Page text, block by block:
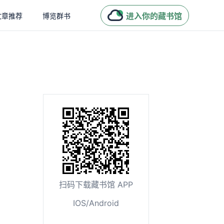
章推荐 博览群书 进入你的藏书馆
扫码下载藏书馆 APP
IOS/Android